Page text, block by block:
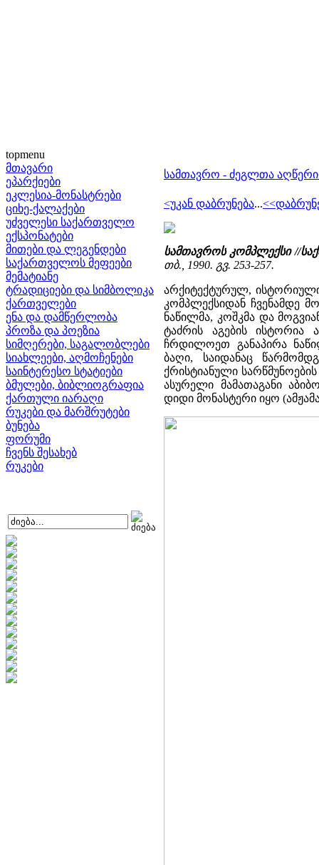
topmenu
მთავარი
ეპარქიები
ეკლესია-მონასტრები
ციხე-ქალაქები
უძველესი საქართველო
ექსპონატები
მითები და ლეგენდები
საქართველოს მეფეები
მემატიანე
ტრადიციები და სიმბოლიკა
ქართველები
ენა და დამწერლობა
პროზა და პოეზია
სიმღერები, საგალობლები
სიახლეები, აღმოჩენები
საინტერესო სტატიები
ბმულები, ბიბლიოგრაფია
ქართული იარაღი
რუკები და მარშრუტები
ბუნება
ფორუმი
ჩვენს შესახებ
რუკები
სამთავრო - ძეგლთა
<უკან დაბრუნება...
სამთავროს კომპლექსი //
თბ., 1990. გვ. 253-257.
არქიტექტურულ,
კომპლექსიდან ჩვენამდე
ნაწილმა, კოშკმა და
ტაძრის აგების ისტორია
ჩრდილოეთ განაპირა
ბაღი, საიდანაც
ქრისტიანული
ასურელი მამათაგანი
დიდი მონასტერი იყო